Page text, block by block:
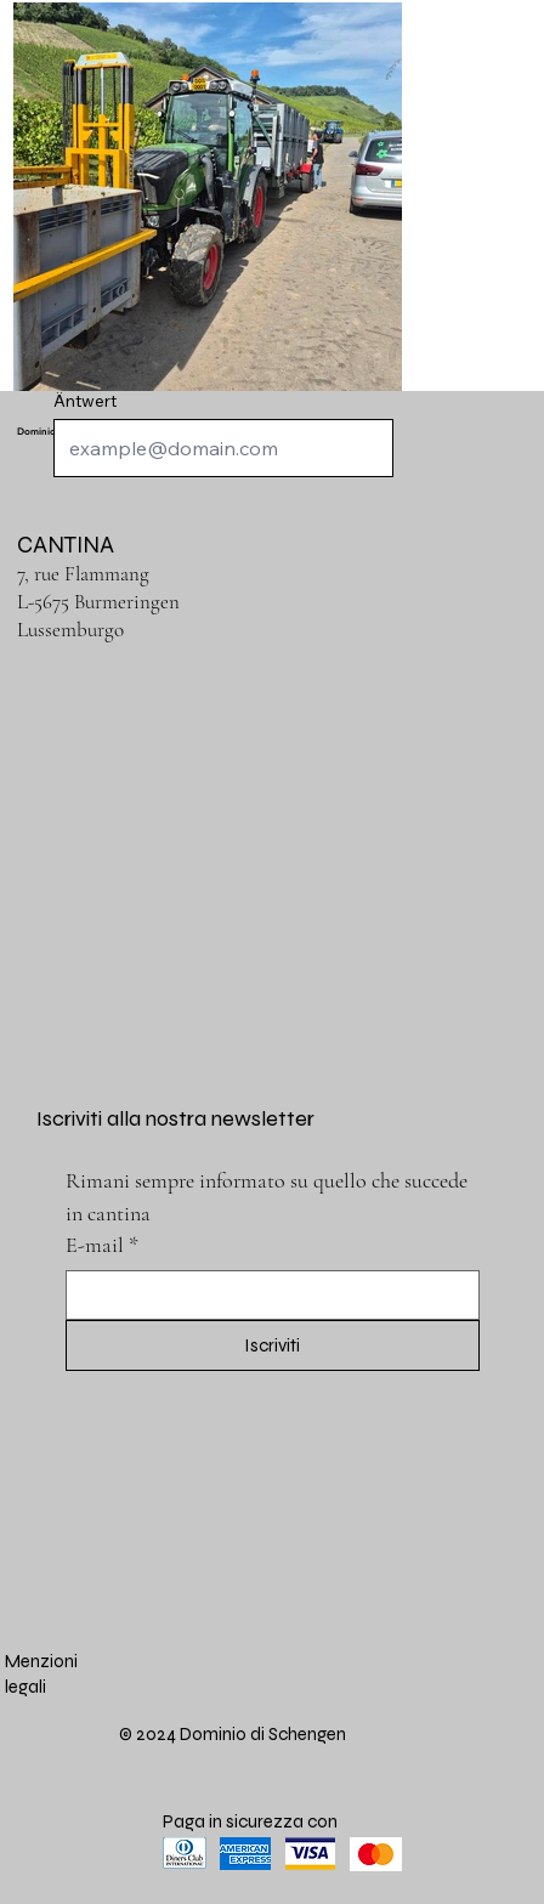
Iscriviti alla nostra newsletter
Rimani sempre informato su quello che succede
in cantina
E-mail *
Iscriviti
CANTINA
7, rue Flammang
L-5675 Burmeringen
Lussemburgo
Dominio di Schengen
Paga in sicurezza con
Menzioni
legali
© 2024 Dominio di Schengen
Äntwert